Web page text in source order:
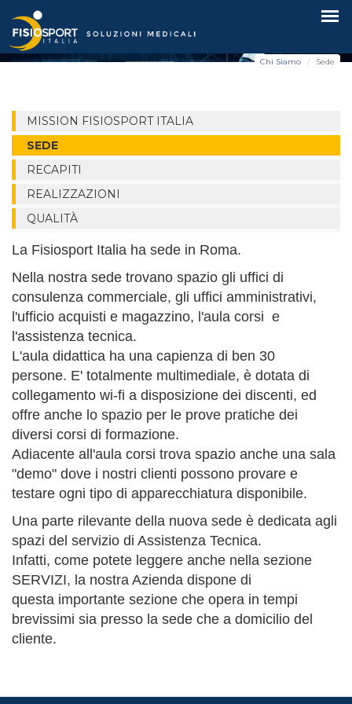
Sede
Chi Siamo Sede
MISSION FISIOSPORT ITALIA
SEDE
RECAPITI
REALIZZAZIONI
QUALITÀ
La Fisiosport Italia ha sede in Roma.
Nella nostra sede trovano spazio gli uffici di
consulenza commerciale, gli uffici amministrativi,
l'ufficio acquisti e magazzino, l'aula corsi e
l'assistenza tecnica.
L'aula didattica ha una capienza di ben 30
persone. E' totalmente multimediale, è dotata di
collegamento wi-fi a disposizione dei discenti, ed
offre anche lo spazio per le prove pratiche dei
diversi corsi di formazione.
Adiacente all'aula corsi trova spazio anche una sala
"demo" dove i nostri clienti possono provare e
testare ogni tipo di apparecchiatura disponibile.
Una parte rilevante della nuova sede è dedicata agli
spazi del servizio di Assistenza Tecnica.
Infatti, come potete leggere anche nella sezione
SERVIZI, la nostra Azienda dispone di
questa importante sezione che opera in tempi
brevissimi sia presso la sede che a domicilio del
cliente.